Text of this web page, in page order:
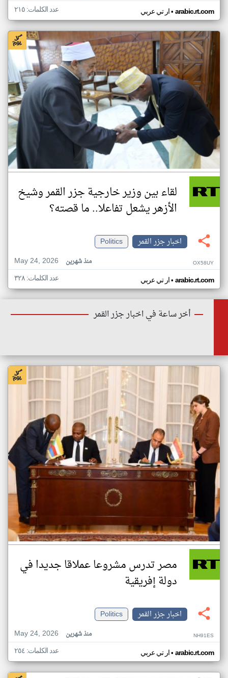
ار تي عربي• arabic.rt.com عدد الكلمات: ٢١٥
لقاء بين وزير خارجية جزر القمر وشيخ
الأزهر يشعل تفاعلا.. ما قصته؟
اخبار جزر القمر
Politics
May 24, 2026
منذ شهرين OX58UY
ار تي عربي• arabic.rt.com عدد الكلمات: ٣٢٨
أخر ساعة في اخبار جزر القمر
مصر تدرس مشروعا عملاقا جديدا في
دولة إفريقية
اخبار جزر القمر
Politics
May 24, 2026
منذ شهرين NH91ES
ار تي عربي• arabic.rt.com عدد الكلمات: ٢٥٤